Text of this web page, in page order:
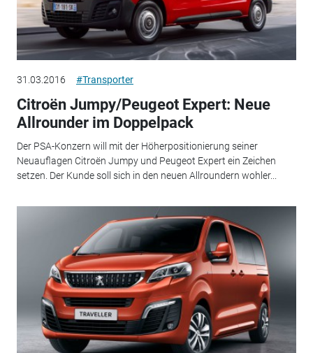
31.03.2016 #Transporter
Citroën Jumpy/Peugeot Expert: Neue
Allrounder im Doppelpack
Der PSA-Konzern will mit der Höherpositionierung seiner
Neuauflagen Citroën Jumpy und Peugeot Expert ein Zeichen
setzen. Der Kunde soll sich in den neuen Allroundern wohler...